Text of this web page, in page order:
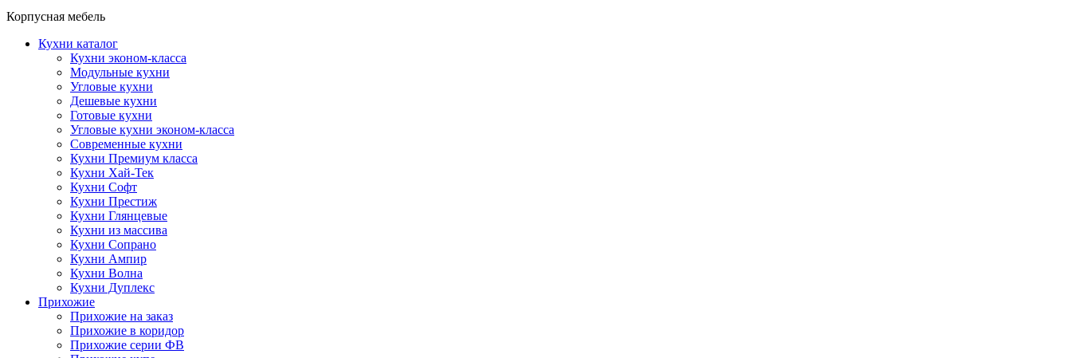
Корпусная мебель
Кухни каталог
Кухни эконом-класса
Модульные кухни
Угловые кухни
Дешевые кухни
Готовые кухни
Угловые кухни эконом-класса
Современные кухни
Кухни Премиум класса
Кухни Хай-Тек
Кухни Софт
Кухни Престиж
Кухни Глянцевые
Кухни из массива
Кухни Сопрано
Кухни Ампир
Кухни Волна
Кухни Дуплекс
Прихожие
Прихожие на заказ
Прихожие в коридор
Прихожие серии ФВ